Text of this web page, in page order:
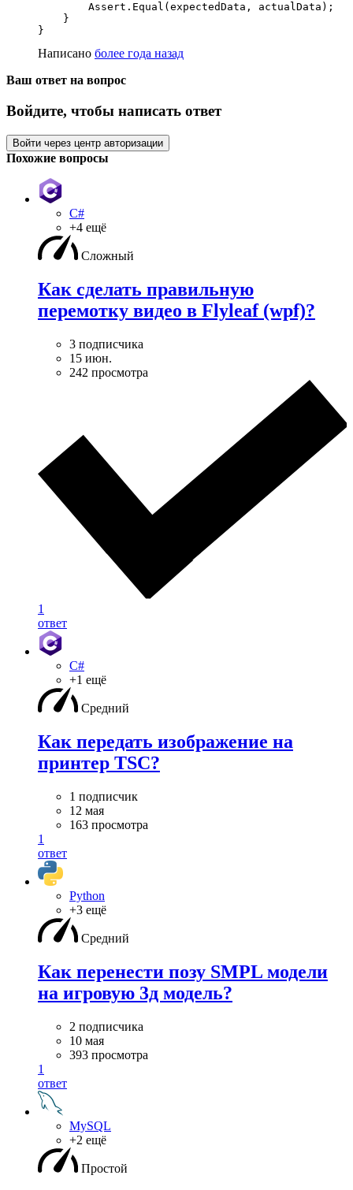
        Assert.Equal(expectedData, actualData);
    }
}
Написано более года назад
Ваш ответ на вопрос
Войдите, чтобы написать ответ
Войти через центр авторизации
Похожие вопросы
C#
+4 ещё
Сложный
Как сделать правильную
перемотку видео в Flyleaf (wpf)?
3 подписчика
15 июн.
242 просмотра
1
ответ
C#
+1 ещё
Средний
Как передать изображение на
принтер TSC?
1 подписчик
12 мая
163 просмотра
1
ответ
Python
+3 ещё
Средний
Как перенести позу SMPL модели
на игровую 3д модель?
2 подписчика
10 мая
393 просмотра
1
ответ
MySQL
+2 ещё
Простой